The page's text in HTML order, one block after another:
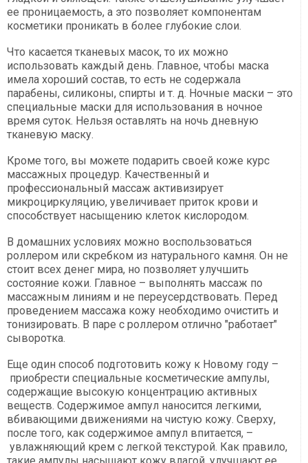
ее проницаемость, а это позволяет компонентам
косметики проникать в более глубокие слои.
Что касается тканевых масок, то их можно
использовать каждый день. Главное, чтобы маска
имела хороший состав, то есть не содержала
парабены, силиконы, спирты и т. д. Ночные маски – это
специальные маски для использования в ночное
время суток. Нельзя оставлять на ночь дневную
тканевую маску.
Кроме того, вы можете подарить своей коже курс
массажных процедур. Качественный и
профессиональный массаж активизирует
микроциркуляцию, увеличивает приток крови и
способствует насыщению клеток кислородом.
В домашних условиях можно воспользоваться
роллером или скребком из натурального камня. Он не
стоит всех денег мира, но позволяет улучшить
состояние кожи. Главное – выполнять массаж по
массажным линиям и не переусердствовать. Перед
проведением массажа кожу необходимо очистить и
тонизировать. В паре с роллером отлично "работает"
сыворотка.
Еще один способ подготовить кожу к Новому году –
приобрести специальные косметические ампулы,
содержащие высокую концентрацию активных
веществ. Содержимое ампул наносится легкими,
вбивающими движениями на чистую кожу. Сверху,
после того, как содержимое ампул впитается, –
увлажняющий крем с легкой текстурой. Как правило,
такие ампулы насыщают кожу влагой, улучшают ее